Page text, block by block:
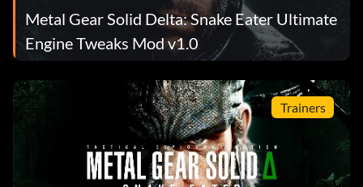
Metal Gear Solid Delta: Snake Eater Ultimate
Engine Tweaks Mod v1.0
Trainers